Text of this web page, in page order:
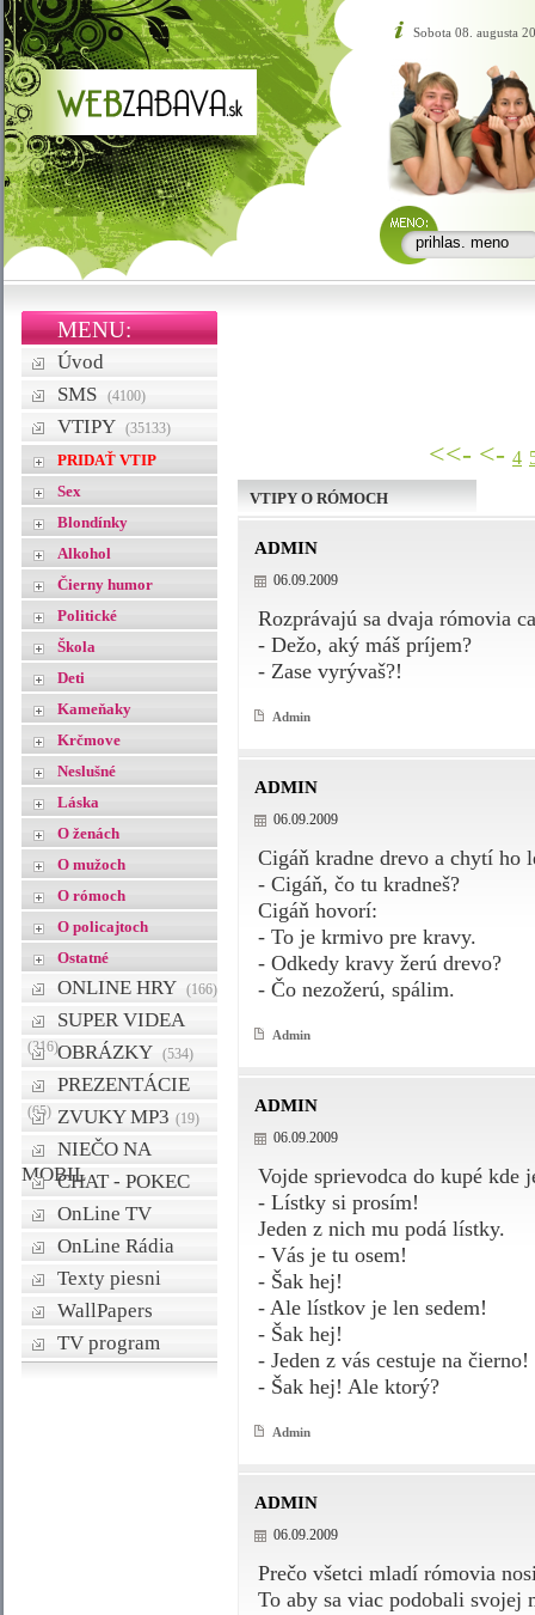
Sobota 08. augusta
MENU:
Úvod
SMS
(4100)
VTIPY (35133)
PRIDAŤ VTIP
Sex
Blondínky
Alkohol
Čierny humor
Politické
Škola
Deti
Kameňaky
Krčmove
Neslušné
Láska
O ženách
O mužoch
O rómoch
O policajtoch
Ostatné
ONLINE HRY (166)
SUPER VIDEA
(316)OBRÁZKY (534)
PREZENTÁCIE
(65) ZVUKY MP3 (19)
NIEČO NA
MOBILCHAT - POKEC
OnLine TV
OnLine Rádia
Texty piesni
WallPapers
TV program
<<- <- 4
VTIPY O RÓMOCH
ADMIN
06.09.2009
Rozprávajú sa dvaja rómovia
- Dežo, aký máš príjem?
- Zase vyrývaš?!
Admin
ADMIN
06.09.2009
Cigáň kradne drevo a chytí ho
- Cigáň, čo tu kradneš?
Cigáň hovorí:
- To je krmivo pre kravy.
- Odkedy kravy žerú drevo?
- Čo nezožerú, spálim.
Admin
ADMIN
06.09.2009
Vojde sprievodca do kupé kde
- Lístky si prosím!
Jeden z nich mu podá lístky.
- Vás je tu osem!
- Šak hej!
- Ale lístkov je len sedem!
- Šak hej!
- Jeden z vás cestuje na čierno!
- Šak hej! Ale ktorý?
Admin
ADMIN
06.09.2009
Prečo všetci mladí rómovia
To aby sa viac podobali svojej